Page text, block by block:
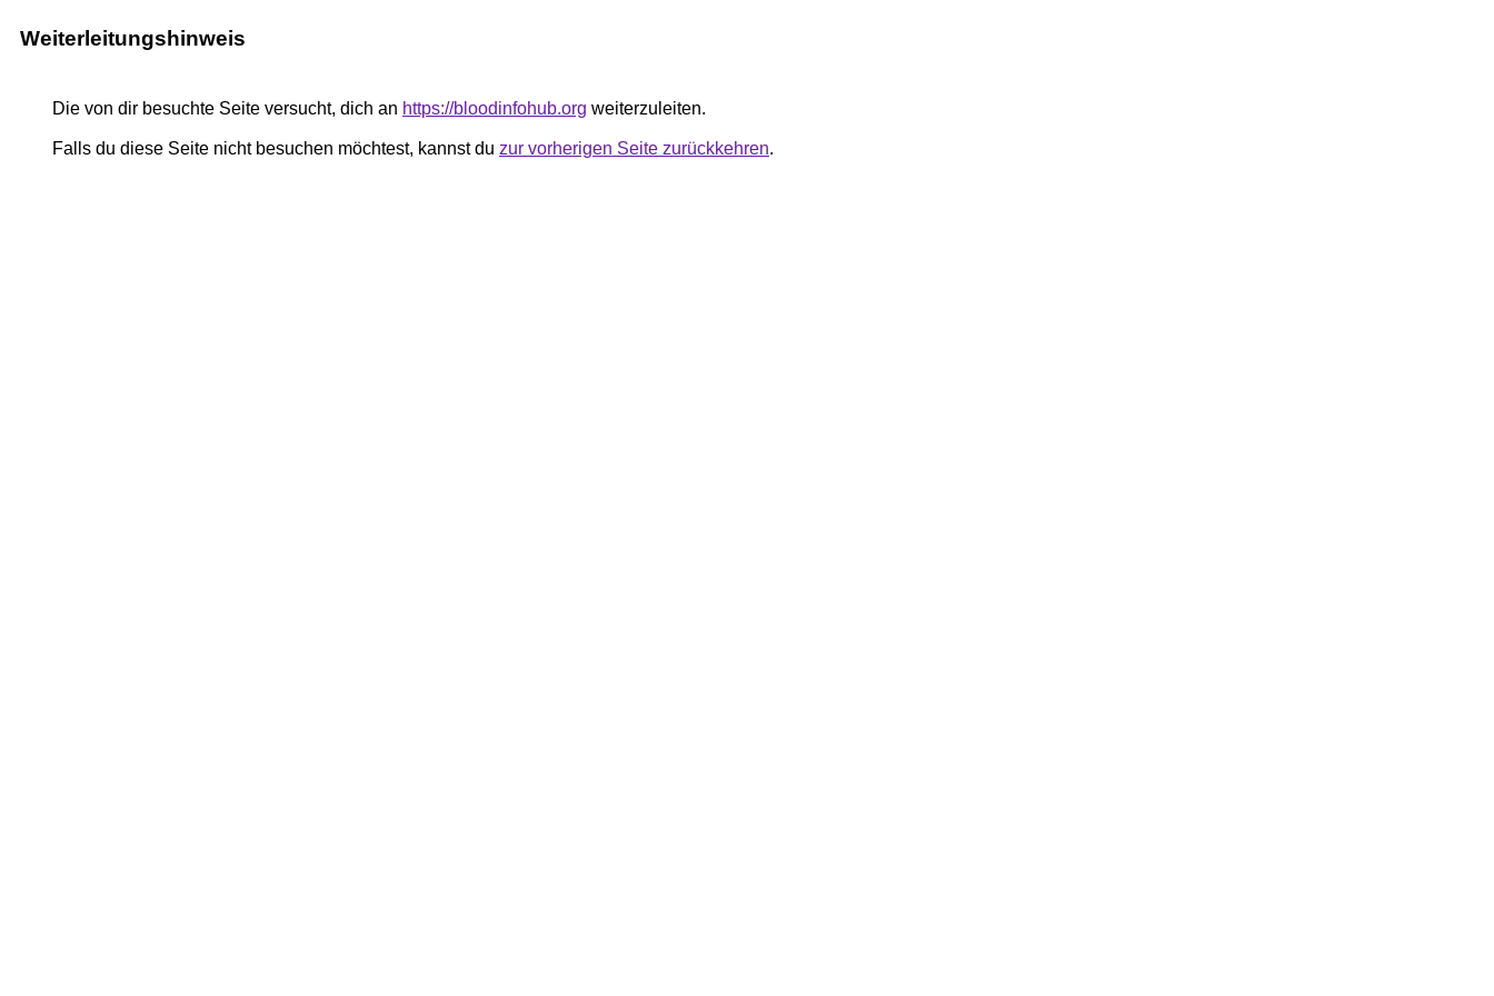
Weiterleitungshinweis
Die von dir besuchte Seite versucht, dich an https://bloodinfohub.org weiterzuleiten.
Falls du diese Seite nicht besuchen möchtest, kannst du zur vorherigen Seite zurückkehren.